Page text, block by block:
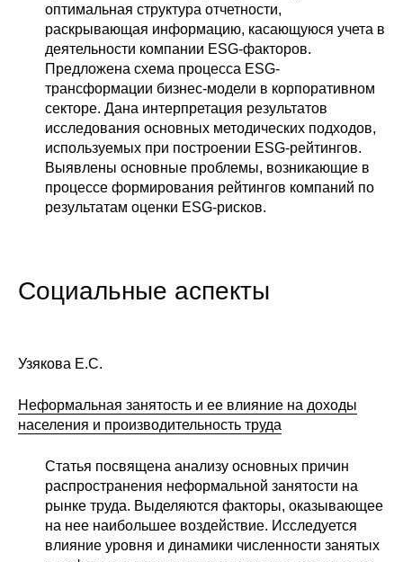
оптимальная структура отчетности,
раскрывающая информацию, касающуюся учета в
деятельности компании ESG-факторов.
Предложена схема процесса ESG-
трансформации бизнес-модели в корпоративном
секторе. Дана интерпретация результатов
исследования основных методических подходов,
используемых при построении ESG-рейтингов.
Выявлены основные проблемы, возникающие в
процессе формирования рейтингов компаний по
результатам оценки ESG-рисков.
Социальные аспекты
Узякова Е.С.
Неформальная занятость и ее влияние на доходы
населения и производительность труда
Статья посвящена анализу основных причин
распространения неформальной занятости на
рынке труда. Выделяются факторы, оказывающее
на нее наибольшее воздействие. Исследуется
влияние уровня и динамики численности занятых